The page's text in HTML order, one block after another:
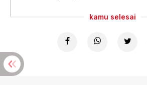
kamu selesai